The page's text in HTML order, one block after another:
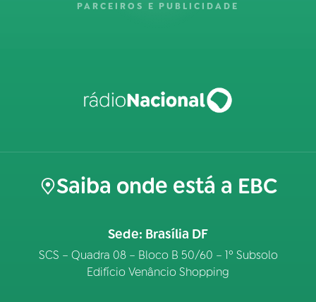
PARCEIROS E PUBLICIDADE
Saiba onde está a EBC
Sede: Brasília DF
SCS – Quadra 08 – Bloco B 50/60 – 1º Subsolo
Edifício Venâncio Shopping